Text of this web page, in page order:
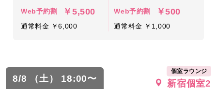
Web予約割 ￥5,500
通常料金 ￥6,000
Web予約割 ￥500
通常料金 ￥1,000
8/8 （土） 18:00〜
個室ラウンジ
新宿個室2